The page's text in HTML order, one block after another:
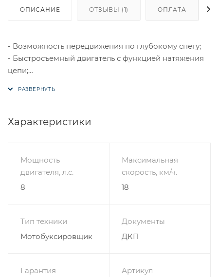
ОПИСАНИЕ ОТЗЫВЫ (1) ОПЛАТА
- Возможность передвижения по глубокому снегу;
- Быстросъемный двигатель с функцией натяжения
цепи;
- В комплекте — чехол на двигатель;
Описание товара:
передним модулем
Ходовая часть:
- Габариты (мм): 1250 х 570 х 650
Характеристики
Мощность
двигателя, л.с.
8
Максимальная
скорость, км/ч.
18
Тип техники
Мотобуксировщик
Документы
ДКП
Гарантия
Артикул